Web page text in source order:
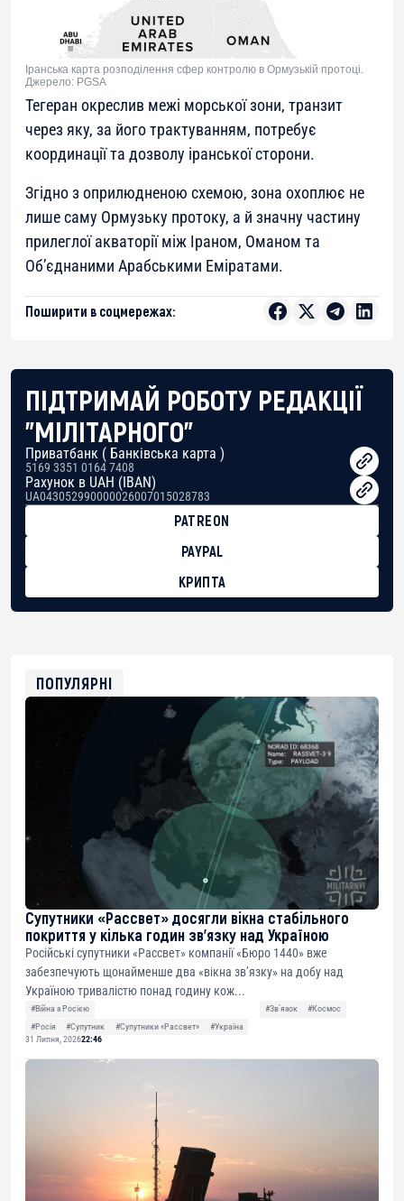
Іранська карта розподілення сфер контролю в Ормузькій протоці.
Джерело: PGSA
Тегеран окреслив межі морської зони, транзит
через яку, за його трактуванням, потребує
координації та дозволу іранської сторони.
Згідно з оприлюдненою схемою, зона охоплює не
лише саму Ормузьку протоку, а й значну частину
прилеглої акваторії між Іраном, Оманом та
Об’єднаними Арабськими Еміратами.
Поширити в соцмережах:
ПІДТРИМАЙ РОБОТУ РЕДАКЦІЇ
"МІЛІТАРНОГО"
Приватбанк ( Банківська карта )
5169 3351 0164 7408
Рахунок в UAH (IBAN)
UA043052990000026007015028783
PATREON
PAYPAL
КРИПТА
0xfD02863D3289416fcF50975c9DFda13623f97758
ПОПУЛЯРНІ
Супутники «Рассвет» досягли вікна стабільного
покриття у кілька годин зв’язку над Україною
Російські супутники «Рассвет» компанії «Бюро 1440» вже
забезпечують щонайменше два «вікна зв’язку» на добу над
Україною тривалістю понад годину кож...
#Війна з Росією #Звʼязок
#Космос
#Росія
#Супутник #Супутники «Рассвет»
#Україна
31 Липня, 202622:46